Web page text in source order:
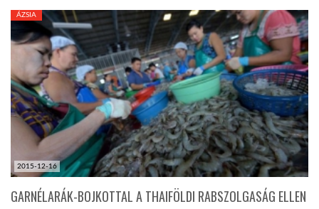
DOBRAVERO.HU
LATIMO.HU
GLOBOBOOK
2015-12-16
ÁZSIA
GARNÉLARÁK-BOJKOTTAL A THAIFÖLDI RABSZOLGASÁG ELLEN